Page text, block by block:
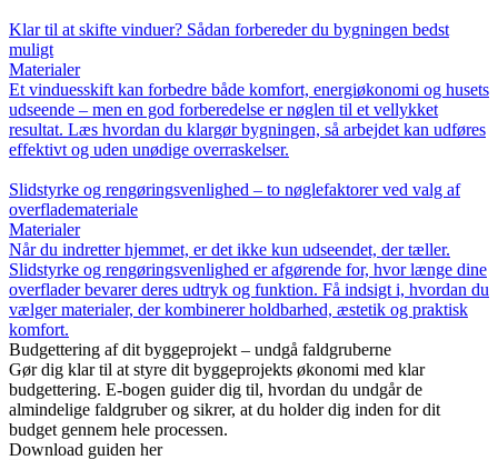
Klar til at skifte vinduer? Sådan forbereder du bygningen bedst
muligt
Materialer
Et vinduesskift kan forbedre både komfort, energiøkonomi og husets
udseende – men en god forberedelse er nøglen til et vellykket
resultat. Læs hvordan du klargør bygningen, så arbejdet kan udføres
effektivt og uden unødige overraskelser.
Slidstyrke og rengøringsvenlighed – to nøglefaktorer ved valg af
overflademateriale
Materialer
Når du indretter hjemmet, er det ikke kun udseendet, der tæller.
Slidstyrke og rengøringsvenlighed er afgørende for, hvor længe dine
overflader bevarer deres udtryk og funktion. Få indsigt i, hvordan du
vælger materialer, der kombinerer holdbarhed, æstetik og praktisk
komfort.
Budgettering af dit byggeprojekt – undgå faldgruberne
Gør dig klar til at styre dit byggeprojekts økonomi med klar
budgettering. E-bogen guider dig til, hvordan du undgår de
almindelige faldgruber og sikrer, at du holder dig inden for dit
budget gennem hele processen.
Download guiden her